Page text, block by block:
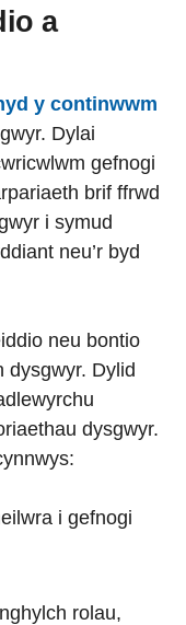
a
y continwwm
Dylai
gefnogi
brif ffrwd
i symud
neu’r byd
neu bontio
dysgwyr. Dylid
dysgwyr.
i gefnogi
rolau,